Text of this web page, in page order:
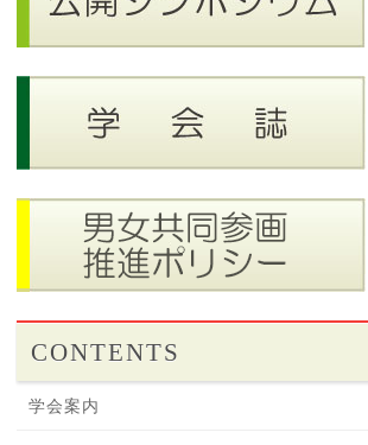
CONTENTS
学会案内